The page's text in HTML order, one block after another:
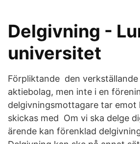
Delgivning -
universitet
Förpliktande den
aktiebolag, men inte i en
delgivningsmottagare tar emot
skickas med Om vi ska delge
ärende kan förenklad